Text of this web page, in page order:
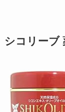
シコリーブ